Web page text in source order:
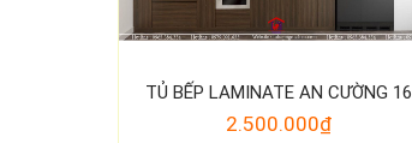
TỦ BẾP LAMINATE AN CƯỜNG 16
2.500.000₫